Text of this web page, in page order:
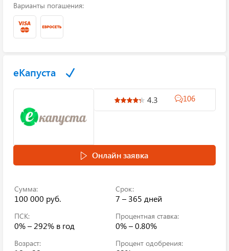
Варианты погашения:
еКапуста
4.3 106
Онлайн заявка
Сумма:
100 000 руб.
Срок:
7 – 365 дней
ПСК:
0% – 292% в год
Процентная ставка:
0% – 0.80%
Возраст: Процент одобрения: